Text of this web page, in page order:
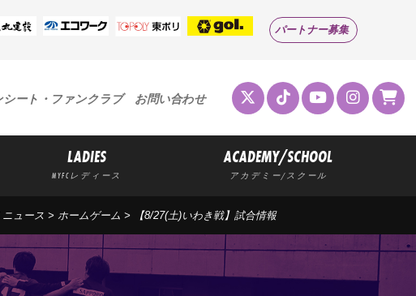
パートナー募集
シート・ファンクラブ お問い合わせ
LADIES
MYFCレディース
ACADEMY/SCHOOL
アカデミー/スクール
ュース > ホームゲーム > 【8/27(土)いわき戦】試合情報